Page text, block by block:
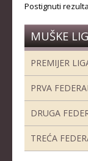
Postignuti
MUŠKE
PREMIJER
PRVA
DRUGA
TREĆA